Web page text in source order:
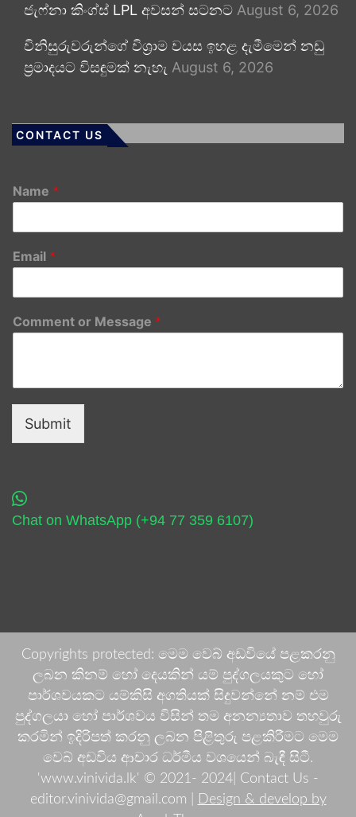
ජැෆ්නා කිංග්ස් LPL අවසන් සටනට August 6, 2026
විනිසුරුවරුන්ගේ විශ්‍රාම වයස ඉහළ දැමීමෙන් නඩු
ප්‍රමාදයට විසඳුමක් නැහැ August 6, 2026
CONTACT US
Name *
Email *
Comment or Message *
Submit
Chat on WhatsApp (+94 77 359 6107)
Copyrights protected: මෙම වෙබ් අඩවියේ පළකරනු
ලබන කිනම් හෝ දෙයකින් යම් පුද්ගලයකුට හෝ
පාර්ශවයකට යම්කිසි අගතියක් සිදුවන්නේ නම් එම
පුද්ගලයා හෝ පාර්ශවය විසින් තම අනන්‍යතාව තහවුරු
කරමින් ඉදිරිපත් කරනු ලබන පිළිතුරු පළකිරීමට මෙම
වෙබ් අඩවිය ආචාර ධර්මීය වශයෙන් බැඳී සිටී.
'www.vinivida.lk' © 2021- 2024| Contact Us -
editor.vinivida@gmail.com |
Design & develop by